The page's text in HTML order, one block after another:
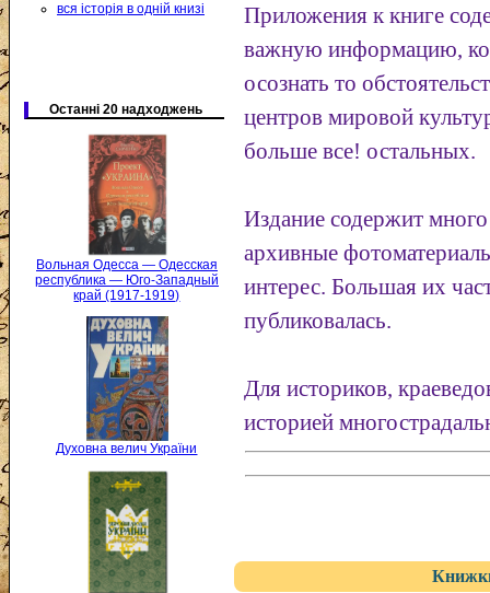
вся історія в одній книзі
Останні 20 надходжень
Вольная Одесса — Одесская
республика — Юго-Западный
край (1917-1919)
Духовна велич України
Приложения к книге
важную информацию,
осознать то
центров мировой
больше все! остальных.
Издание содержит
архивные
интерес. Большая их
публиковалась.
Для историков,
историей